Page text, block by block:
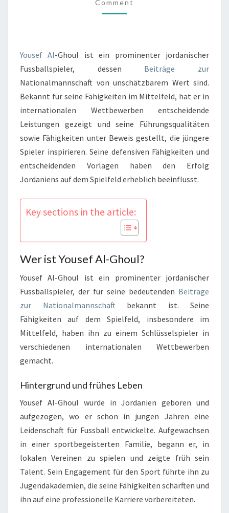
Comment
Yousef Al-Ghoul ist ein prominenter jordanischer
Fussballspieler, dessen Beiträge zur
Nationalmannschaft von unschätzbarem Wert sind.
Bekannt für seine Fähigkeiten im Mittelfeld, hat er in
internationalen Wettbewerben entscheidende
Leistungen gezeigt und seine Führungsqualitäten
sowie Fähigkeiten unter Beweis gestellt, die jüngere
Spieler inspirieren. Seine defensiven Fähigkeiten und
entscheidenden Vorlagen haben den Erfolg
Jordaniens auf dem Spielfeld erheblich beeinflusst.
Key sections in the article:
Wer ist Yousef Al-Ghoul?
Yousef Al-Ghoul ist ein prominenter jordanischer
Fussballspieler, der für seine bedeutenden Beiträge
zur Nationalmannschaft bekannt ist. Seine
Fähigkeiten auf dem Spielfeld, insbesondere im
Mittelfeld, haben ihn zu einem Schlüsselspieler in
verschiedenen internationalen Wettbewerben
gemacht.
Hintergrund und frühes Leben
Yousef Al-Ghoul wurde in Jordanien geboren und
aufgezogen, wo er schon in jungen Jahren eine
Leidenschaft für Fussball entwickelte. Aufgewachsen
in einer sportbegeisterten Familie, begann er, in
lokalen Vereinen zu spielen und zeigte früh sein
Talent. Sein Engagement für den Sport führte ihn zu
Jugendakademien, die seine Fähigkeiten schärften und
ihn auf eine professionelle Karriere vorbereiteten.